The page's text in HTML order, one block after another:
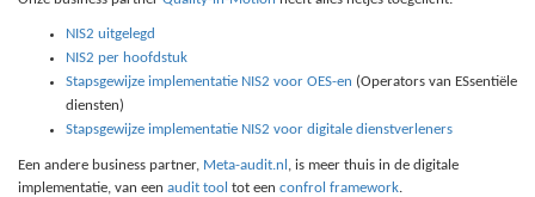
NIS2 uitgelegd
NIS2 per hoofdstuk
Stapsgewijze implementatie NIS2 voor OES-en (Operators van ESsentiële
diensten)
Stapsgewijze implementatie NIS2 voor digitale dienstverleners
Een andere business partner, Meta-audit.nl , is meer thuis in de digitale
implementatie, van een audit tool tot een confrol framework.